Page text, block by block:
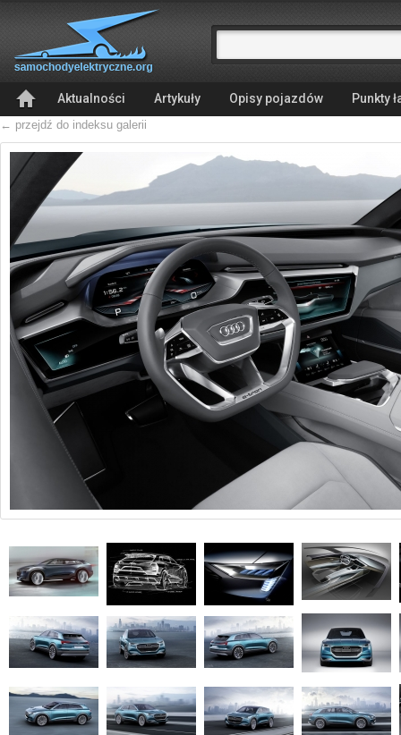
Aktualności Artykuły Opisy pojazdów Punkty
← przejdź do indeksu galerii